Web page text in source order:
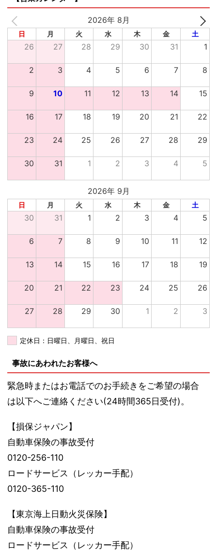
2026年 8月
日 月 火 水 木 金 土
26 27 28 29 30 31 1
2 3 4 5 6 7 8
9 10 11 12 13 14 15
16 17 18 19 20 21 22
23 24 25 26 27 28 29
30 31 1 2 3 4 5
2026年 9月
日 月 火 水 木 金 土
30 31 1 2 3 4 5
6 7 8 9 10 11 12
13 14 15 16 17 18 19
20 21 22 23 24 25 26
27 28 29 30 1 2 3
定休日：日曜日、月曜日、祝日
事故にあわれたお客様へ
緊急時またはお電話でのお手続きをご希望の場合
は以下へご連絡ください(24時間365日受付)。
【損保ジャパン】
自動車保険の事故受付
0120-256-110
ロードサービス（レッカー手配）
0120-365-110
【東京海上日動火災保険】
自動車保険の事故受付
ロードサービス（レッカー手配）